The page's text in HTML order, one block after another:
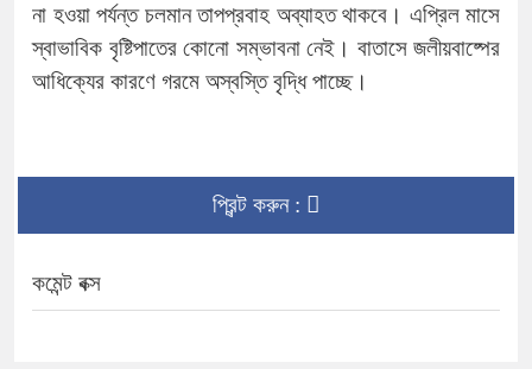
না হওয়া পর্যন্ত চলমান তাপপ্রবাহ অব্যাহত থাকবে। এপ্রিল মাসে
স্বাভাবিক বৃষ্টিপাতের কোনো সম্ভাবনা নেই। বাতাসে জলীয়বাষ্পের
আধিক্যের কারণে গরমে অস্বস্তি বৃদ্ধি পাচ্ছে।
প্রিন্ট করুন :
কমেন্ট বক্স